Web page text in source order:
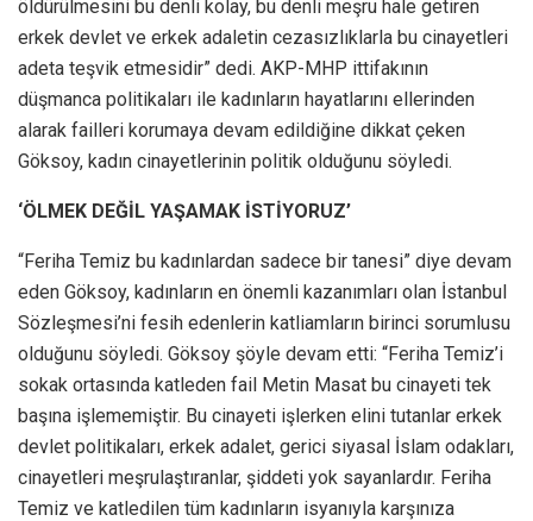
öldürülmesini bu denli kolay, bu denli meşru hale getiren
erkek devlet ve erkek adaletin cezasızlıklarla bu cinayetleri
adeta teşvik etmesidir” dedi. AKP-MHP ittifakının
düşmanca politikaları ile kadınların hayatlarını ellerinden
alarak failleri korumaya devam edildiğine dikkat çeken
Göksoy, kadın cinayetlerinin politik olduğunu söyledi.
‘ÖLMEK DEĞİL YAŞAMAK İSTİYORUZ’
“Feriha Temiz bu kadınlardan sadece bir tanesi” diye devam
eden Göksoy, kadınların en önemli kazanımları olan İstanbul
Sözleşmesi’ni fesih edenlerin katliamların birinci sorumlusu
olduğunu söyledi. Göksoy şöyle devam etti: “Feriha Temiz’i
sokak ortasında katleden fail Metin Masat bu cinayeti tek
başına işlememiştir. Bu cinayeti işlerken elini tutanlar erkek
devlet politikaları, erkek adalet, gerici siyasal İslam odakları,
cinayetleri meşrulaştıranlar, şiddeti yok sayanlardır. Feriha
Temiz ve katledilen tüm kadınların isyanıyla karşınıza